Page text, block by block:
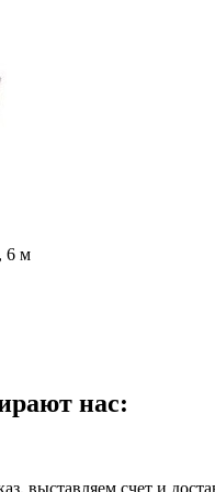
6 м
нас: